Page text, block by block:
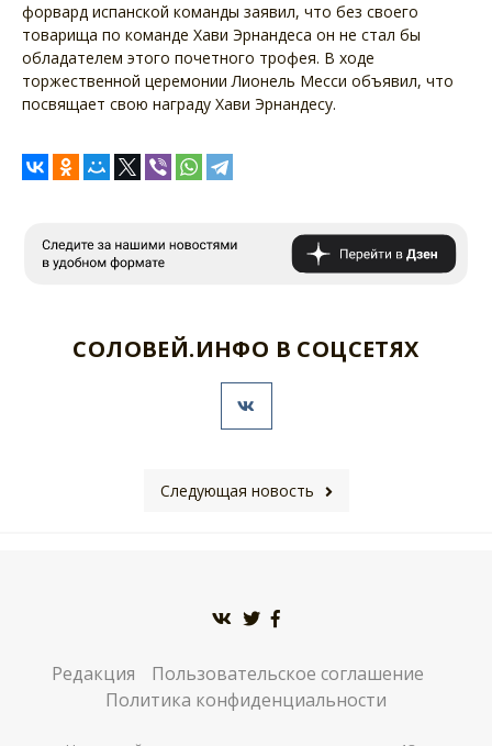
форвард испанской команды заявил, что без своего
товарища по команде Хави Эрнандеса он не стал бы
обладателем этого почетного трофея. В ходе
торжественной церемонии Лионель Месси объявил, что
посвящает свою награду Хави Эрнандесу.
СОЛОВЕЙ.ИНФО В СОЦСЕТЯХ
Следующая новость
Редакция
Пользовательское соглашение
Политика конфиденциальности